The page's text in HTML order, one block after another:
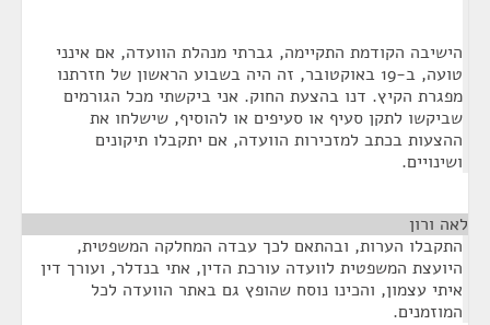
הישיבה הקודמת התקיימה, גברתי מנהלת הוועדה, אם אינני
טועה, ב-19 באוקטובר, זה היה בשבוע הראשון של חזרתנו
מפגרת הקיץ. דנו בהצעת החוק. אני ביקשתי מכל הגורמים
שביקשו לתקן סעיף או סעיפים או להוסיף, שישלחו את
ההצעות בכתב למזכירות הוועדה, אם יתקבלו תיקונים
ושינויים.
לאה ורון
התקבלו הערות, ובהתאם לכך עבדה המחלקה המשפטית,
היועצת המשפטית לוועדה עורכת הדין, אתי בנדלר, ועורך דין
איתי עצמון, והכינו נוסח שהופץ גם באתר הוועדה לכל
המוזמנים.